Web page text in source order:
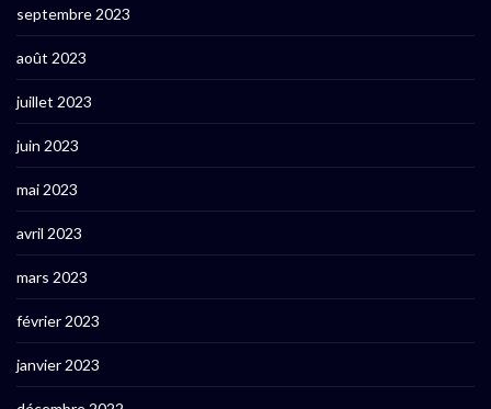
septembre 2023
août 2023
juillet 2023
juin 2023
mai 2023
avril 2023
mars 2023
février 2023
janvier 2023